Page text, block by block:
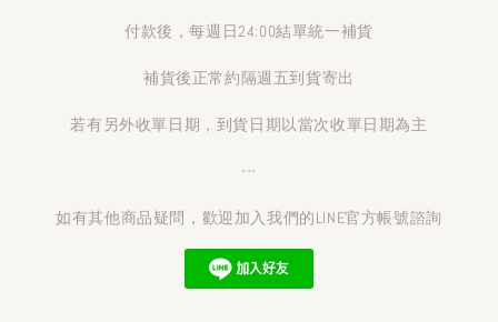
付款後，每週日24:00結單統一補貨
補貨後正常約隔週五到貨寄出
若有另外收單日期，到貨日期以當次收單日期為主
---
如有其他商品疑問，歡迎加入我們的LINE官方帳號諮詢